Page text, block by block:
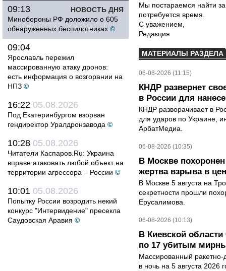
НОВОСТЬ ДНЯ
09:13
Минобороны РФ доложило о 605
обнаруженных беспилотниках ©
09:04
Ярославль пережил
массированную атаку дронов:
есть информация о возгорании на
НПЗ ©
16:22 05.08.2026
Под Екатеринбургом взорван
гендиректор Уралдронзавода ©
10:28 05.08.2026
Читатели Каспаров.Ru: Украина
вправе атаковать любой объект на
территории агрессора – России ©
10:01 05.08.2026
Попытку России возродить некий
конкурс "Интервидение" пресекла
Саудовская Аравия ©
Мы постараемся найти
потребуется время.
С уважением,
Редакция
МАТЕРИАЛЫ РАЗДЕЛА
06-08-2026 (11:15)
КНДР развернет
в России для
КНДР разворачивает в
для ударов по Украине,
АрбатМедиа.
06-08-2026 (10:35)
В Москве
жертва взрыва в
В Москве 5 августа на
секретности прошли
Ерусалимова.
06-08-2026 (10:13)
В Киевской
по 17 убитым
Массированный ракетно-
в ночь на 5 августа 2026